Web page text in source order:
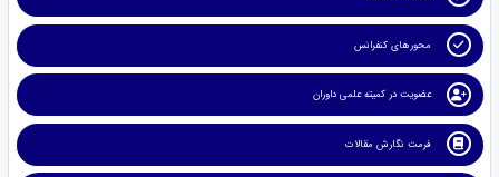
محورهای کنفرانس
عضویت در کمیته علمی داوران
فرمت نگارش مقالات